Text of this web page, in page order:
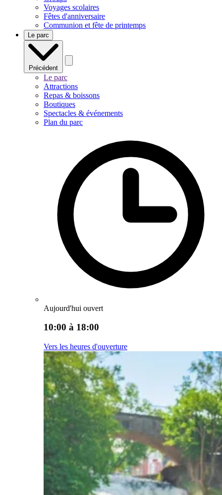
Voyages scolaires
Fêtes d'anniversaire
Communion et fête de printemps
Le parc
Précédent
Le parc
Attractions
Repas & boissons
Boutiques
Spectacles & événements
Plan du parc
Aujourd'hui ouvert
10:00 à 18:00
Vers les heures d'ouverture